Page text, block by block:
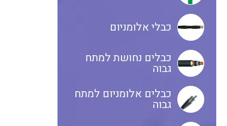
כבלי אלומניום
כבלים נחושת למתח
גבוה
כבלים אלומניום למתח
גבוה